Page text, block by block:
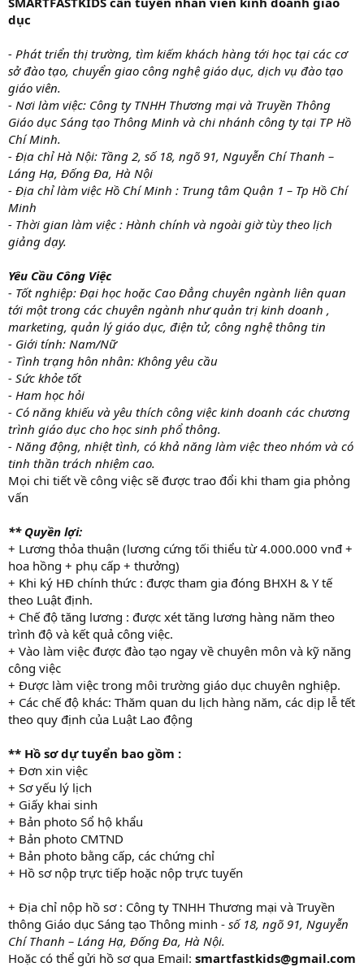
dục
- Phát triển thị trường, tìm kiếm khách hàng tới học tại các cơ
sở đào tạo, chuyển giao công nghệ giáo dục, dịch vụ đào tạo
giáo viên.
- Nơi làm việc: Công ty TNHH Thương mại và Truyền Thông
Giáo dục Sáng tạo Thông Minh và chi nhánh công ty tại TP Hồ
Chí Minh.
- Địa chỉ Hà Nội: Tầng 2, số 18, ngõ 91, Nguyễn Chí Thanh –
Láng Hạ, Đống Đa, Hà Nội
- Địa chỉ làm việc Hồ Chí Minh : Trung tâm Quận 1 – Tp Hồ Chí
Minh
- Thời gian làm việc : Hành chính và ngoài giờ tùy theo lịch
giảng dạy.
Yêu Cầu Công Việc
- Tốt nghiệp: Đại học hoặc Cao Đẳng chuyên ngành liên quan
tới một trong các chuyên ngành như quản trị kinh doanh ,
marketing, quản lý giáo dục, điện tử, công nghệ thông tin
- Giới tính: Nam/Nữ
- Tình trạng hôn nhân: Không yêu cầu
- Sức khỏe tốt
- Ham học hỏi
- Có năng khiếu và yêu thích công việc kinh doanh các chương
trình giáo dục cho học sinh phổ thông.
- Năng động, nhiệt tình, có khả năng làm việc theo nhóm và có
tinh thần trách nhiệm cao.
Mọi chi tiết về công việc sẽ được trao đổi khi tham gia phỏng
vấn
** Quyền lợi:
+ Lương thỏa thuận (lương cứng tối thiểu từ 4.000.000 vnđ +
hoa hồng + phụ cấp + thưởng)
+ Khi ký HĐ chính thức : được tham gia đóng BHXH & Y tế
theo Luật định.
+ Chế độ tăng lương : được xét tăng lương hàng năm theo
trình độ và kết quả công việc.
+ Vào làm việc được đào tạo ngay về chuyên môn và kỹ năng
công việc
+ Được làm việc trong môi trường giáo dục chuyên nghiệp.
+ Các chế độ khác: Thăm quan du lịch hàng năm, các dịp lễ tết
theo quy định của Luật Lao động
** Hồ sơ dự tuyển bao gồm :
+ Đơn xin việc
+ Sơ yếu lý lịch
+ Giấy khai sinh
+ Bản photo Sổ hộ khẩu
+ Bản photo CMTND
+ Bản photo bằng cấp, các chứng chỉ
+ Hồ sơ nộp trực tiếp hoặc nộp trực tuyến
+ Địa chỉ nộp hồ sơ : Công ty TNHH Thương mại và Truyền
thông Giáo dục Sáng tạo Thông minh - số 18, ngõ 91, Nguyễn
Chí Thanh – Láng Hạ, Đống Đa, Hà Nội.
Hoặc có thể gửi hồ sơ qua Email: smartfastkids@gmail.com